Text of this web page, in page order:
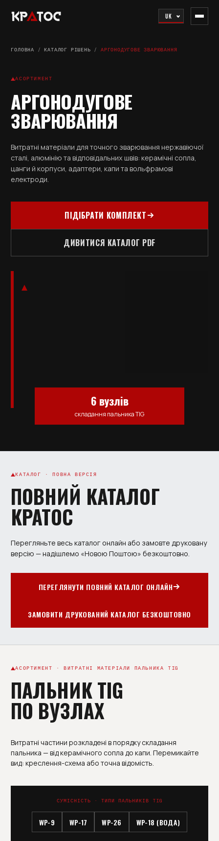
UK
ГОЛОВНА /КАТАЛОГ РІШЕНЬ /АРГОНОДУГОВЕ ЗВАРЮВАННЯ
АСОРТИМЕНТ
АРГОНОДУГОВЕ
ЗВАРЮВАННЯ
Витратні матеріали для точного зварювання нержавіючої
сталі, алюмінію та відповідальних швів: керамічні сопла,
цанги й корпуси, адаптери, капи та вольфрамові
електроди.
ПІДІБРАТИ КОМПЛЕКТ
ДИВИТИСЯ КАТАЛОГ PDF
6 вузлів
складання пальника TIG
КАТАЛОГ · ПОВНА ВЕРСІЯ
ПОВНИЙ КАТАЛОГ
КРАТОС
Перегляньте весь каталог онлайн або замовте друковану
версію — надішлемо «Новою Поштою» безкоштовно.
ПЕРЕГЛЯНУТИ ПОВНИЙ КАТАЛОГ ОНЛАЙН
ЗАМОВИТИ ДРУКОВАНИЙ КАТАЛОГ БЕЗКОШТОВНО
АСОРТИМЕНТ · ВИТРАТНІ МАТЕРІАЛИ ПАЛЬНИКА TIG
ПАЛЬНИК TIG
ПО ВУЗЛАХ
Витратні частини розкладені в порядку складання
пальника — від керамічного сопла до капи. Перемикайте
вид: креслення-схема або точна відомість.
СУМІСНІСТЬ · ТИПИ ПАЛЬНИКІВ TIG
WP-9 WP-17 WP-26 WP-18 (ВОДА)